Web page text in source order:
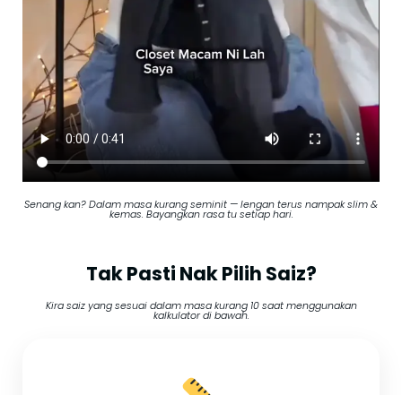
Senang kan? Dalam masa kurang seminit — lengan terus nampak slim &
kemas. Bayangkan rasa tu setiap hari.
Tak Pasti Nak Pilih Saiz?
Kira saiz yang sesuai dalam masa kurang 10 saat menggunakan
kalkulator di bawah.